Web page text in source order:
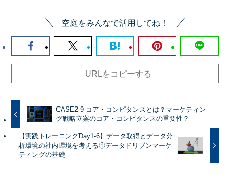
空庭をみんなで活用してね！
URLをコピーする
CASE2-9 コア・コンピタンスとは？マーケティン
グ戦略立案のコア・コンピタンスの重要性？
【実践トレーニングDay1-6】データ取得とデータ分
析環境の社内環境を考える①データドリブンマーケ
ティングの基礎